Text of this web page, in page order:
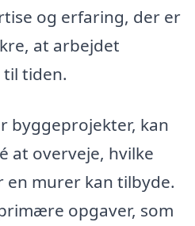
og erfaring, der er
at arbejdet
tiden.
byggeprojekter, kan
at overveje, hvilke
en murer kan tilbyde.
opgaver, som